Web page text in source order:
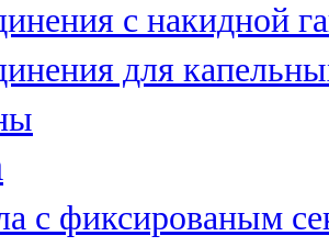
с накидной
для
с фиксированым